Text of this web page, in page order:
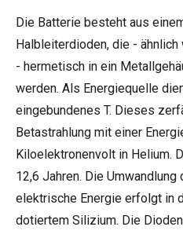
Die Batterie besteht aus
Halbleiterdioden, die -
- hermetisch in ein
werden. Als Energiequelle
eingebundenes T. Dieses
Betastrahlung mit einer
Kiloelektronenvolt in Helium.
12,6 Jahren. Die
elektrische Energie erfolgt in
dotiertem Silizium. Die